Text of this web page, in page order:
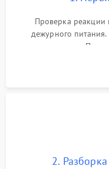
Проверка реакции
дежурного
повреждения.
изображения, работы
2.